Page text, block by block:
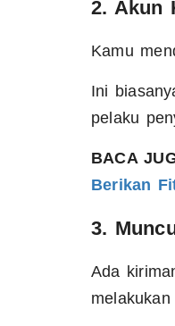
2. Akun
Kamu
Ini
pelaku
BACA
Berikan
3.
Ada